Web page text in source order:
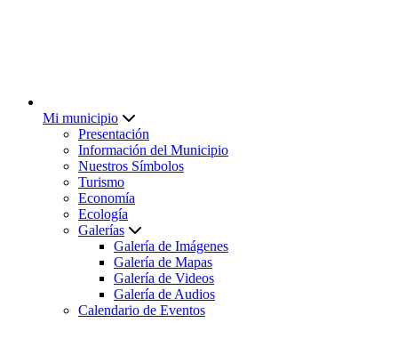
Mi municipio
Presentación
Información del Municipio
Nuestros Símbolos
Turismo
Economía
Ecología
Galerías
Galería de Imágenes
Galería de Mapas
Galería de Videos
Galería de Audios
Calendario de Eventos